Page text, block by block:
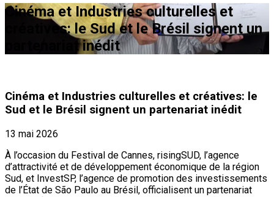
Cinéma et Industries culturelles et
créatives: le Sud et le Brésil signent un
partenariat inédit
Cinéma et Industries culturelles et créatives: le
Sud et le Brésil signent un partenariat inédit
13 mai 2026
À l’occasion du Festival de Cannes, risingSUD, l’agence
d’attractivité et de développement économique de la région
Sud, et InvestSP, l’agence de promotion des investissements
de l’État de São Paulo au Brésil, officialisent un partenariat